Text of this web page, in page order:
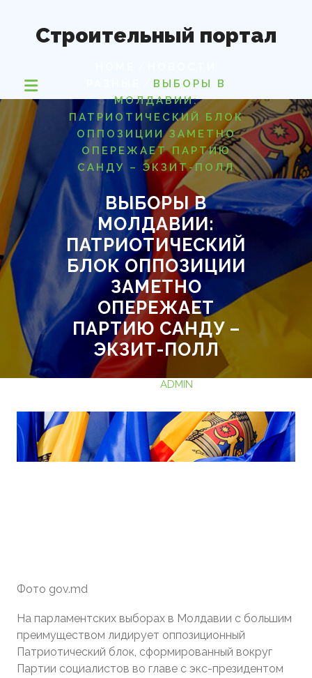
содержимому
Строительный портал
ВЫБОРЫ В
МОЛДАВИИ:
ПАТРИОТИЧЕСКИЙ БЛОК
ОППОЗИЦИИ ЗАМЕТНО
ОПЕРЕЖАЕТ ПАРТИЮ
САНДУ – ЭКЗИТ-ПОЛЛ
ВЫБОРЫ В
МОЛДАВИИ:
ПАТРИОТИЧЕСКИЙ
БЛОК ОППОЗИЦИИ
ЗАМЕТНО
ОПЕРЕЖАЕТ
ПАРТИЮ САНДУ –
ЭКЗИТ-ПОЛЛ
ADMIN
Фото gov.md
На парламентских выборах в Молдавии с большим
преимуществом лидирует оппозиционный
Патриотический блок, сформированный вокруг
Партии социалистов во главе с экс-президентом